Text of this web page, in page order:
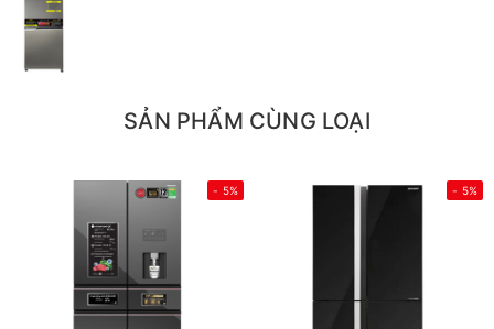
SẢN PHẨM CÙNG LOẠI
- 5% - 5%